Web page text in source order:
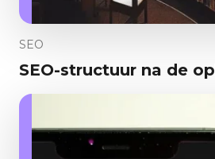
SEO
SEO-structuur na de